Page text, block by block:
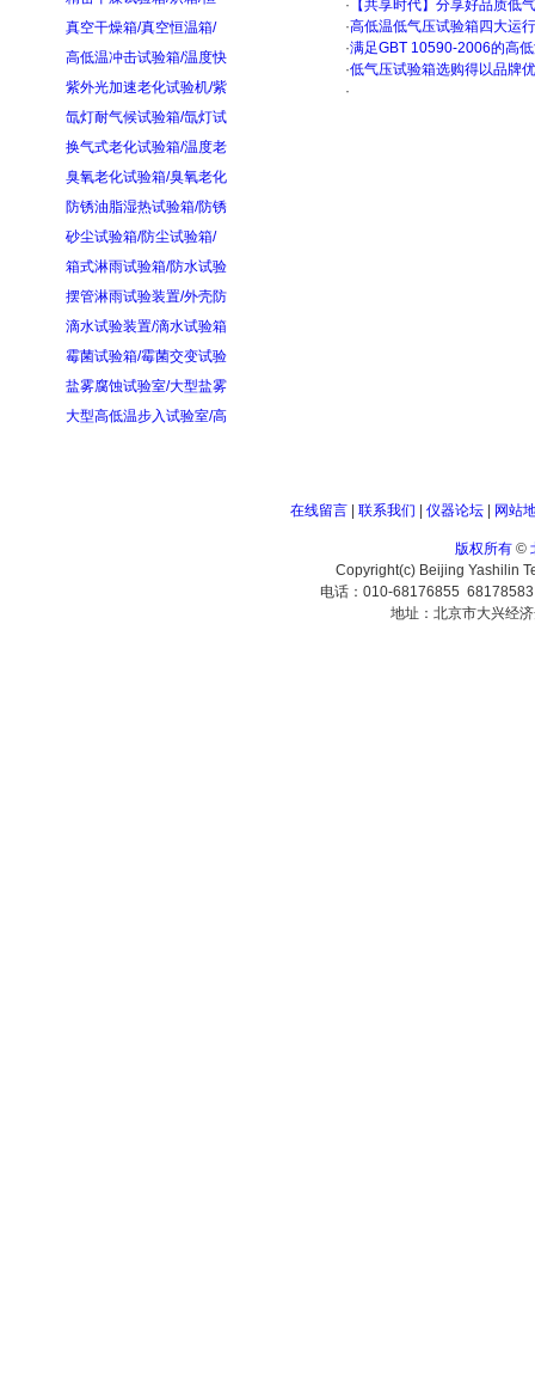
真空干燥箱/真空恒温箱/
高低温冲击试验箱/温度快
紫外光加速老化试验机/紫
氙灯耐气候试验箱/氙灯试
换气式老化试验箱/温度老
臭氧老化试验箱/臭氧老化
防锈油脂湿热试验箱/防锈
砂尘试验箱/防尘试验箱/
箱式淋雨试验箱/防水试验
摆管淋雨试验装置/外壳防
滴水试验装置/滴水试验箱
霉菌试验箱/霉菌交变试验
盐雾腐蚀试验室/大型盐雾
大型高低温步入试验室/高
· 【共享时代】分享好品质低
·高低温低气压试验箱四大运
·满足GBT 10590-2006的高
·低气压试验箱选购得以品牌
·
在线留言| 联系我们 仪器论坛| 网站
版权所有©
Copyright(c) Beijing Yashilin
电话：010-68176855
地址：北京市大兴经